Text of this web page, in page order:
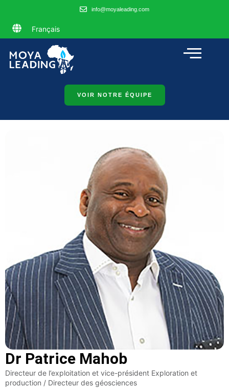
info@moyaleading.com
Français
VOIR NOTRE ÉQUIPE
Dr Patrice Mahob
Directeur de l’exploitation et vice-président Exploration et
production / Directeur des géosciences